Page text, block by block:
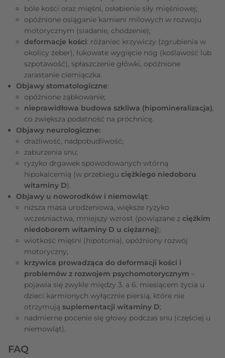
bóle kości oraz mięśni, osłabienie siły mięśniowej;
opóźnione osiąganie kamieni milowych w rozwoju
motorycznym (siadanie, chodzenie);
deformacje kości: różaniec krzywiczy (zgrubienia w
okolicy żeber), łukowate wygięcie nóg (koślawość lub
szpotawość), spłaszczenie główki, opóźnione
zarastanie ciemiączka.
Objawy stomatologiczne:
opóźnione ząbkowanie;
nieprawidłowa budowa szkliwa (hipomineralizacja),
co zwiększa podatność na próchnicę.
Objawy neurologiczne:
drażliwość, nadpobudliwość;
zaburzenia snu;
ryzyko drgawek spowodowanych wtórną
hipokalcemią (w przebiegu ciężkiego niedoboru
witaminy D).
Objawy u noworodków i niemowląt:
niższa masa urodzeniowa, większe ryzyko
wcześniactwa, mniejszy wzrost (powiązane z ciężkim
niedoborem witaminy D u ciężarnej);
wiotkość mięśni (hipotonia), opóźniony rozwój
motoryczny;
krzywica prowadząca do deformacji kości i
problemów z rozwojem psychomotorycznym –
pojawia się zwykle między 3. a 6. miesiącem życia u
dzieci karmionych wyłącznie piersią, które nie
otrzymują suplementacji witaminy D;
nadmierne pocenie się głowy podczas snu (częściej u
niemowląt).
FAQ